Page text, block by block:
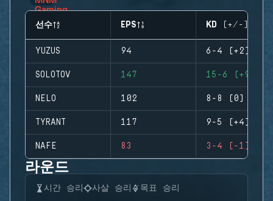
선수 EPS KD (+/-)
YUZUS 94 6-4 (+2)
SOLOTOV 147 15-6 (+9)
NELO 102 8-8 (0)
TYRANT 117 9-5 (+4)
NAFE 83 3-4 (-1)
라운드
시간 승리 사살 승리 목표 승리